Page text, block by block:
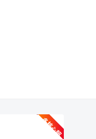
多
核
心
超
线
程